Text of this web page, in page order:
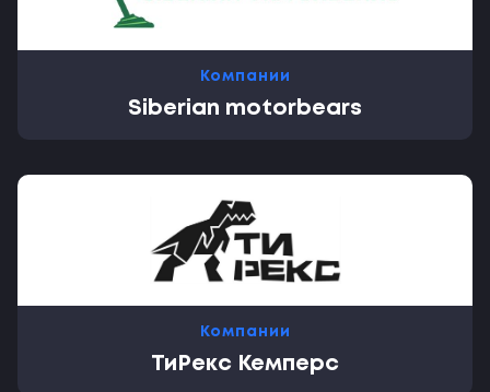
Компании
Siberian motorbears
Компании
ТиРекс Кемперс